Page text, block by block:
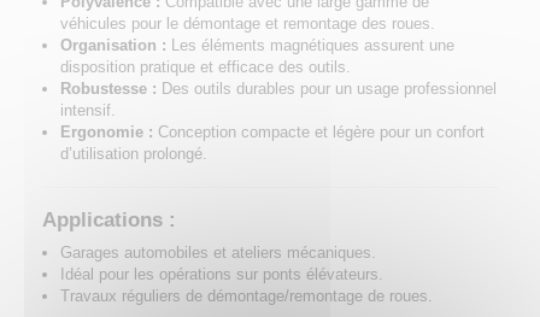
véhicules pour le démontage et remontage des roues.
Organisation : Les éléments magnétiques assurent une
disposition pratique et efficace des outils.
Robustesse : Des outils durables pour un usage professionnel
intensif.
Ergonomie : Conception compacte et légère pour un confort
d’utilisation prolongé.
Applications :
Garages automobiles et ateliers mécaniques.
Idéal pour les opérations sur ponts élévateurs.
Travaux réguliers de démontage/remontage de roues.